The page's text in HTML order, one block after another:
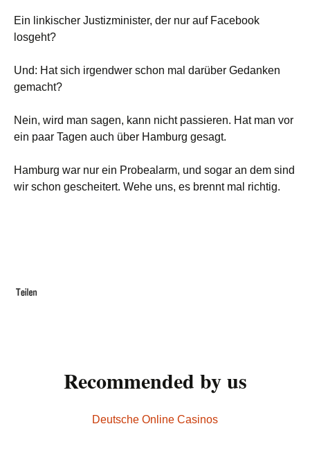
Ein linkischer Justizminister, der nur auf Facebook
losgeht?
Und: Hat sich irgendwer schon mal darüber Gedanken
gemacht?
Nein, wird man sagen, kann nicht passieren. Hat man vor
ein paar Tagen auch über Hamburg gesagt.
Hamburg war nur ein Probealarm, und sogar an dem sind
wir schon gescheitert. Wehe uns, es brennt mal richtig.
Recommended by us
Deutsche Online Casinos